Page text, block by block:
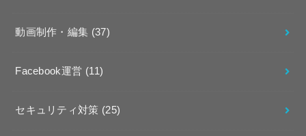
動画制作・編集 (37)
Facebook運営 (11)
セキュリティ対策 (25)